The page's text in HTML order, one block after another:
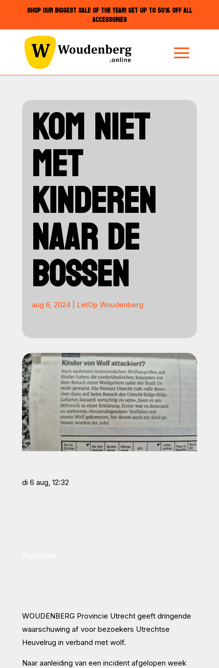
SHOP OUR BIGGEST SALE OF THE YEAR! GET UP TO 50% OFF ALL
ACCESSORIES
KOM NIET
MET
KINDEREN
NAAR DE
BOSSEN
aug 6, 2024| LetOp Woudenberg
di 6 aug, 12:32
WOUDENBERG Provincie Utrecht geeft dringende
waarschuwing af voor bezoekers Utrechtse
Heuvelrug in verband met wolf.
Naar aanleiding van een incident afgelopen week